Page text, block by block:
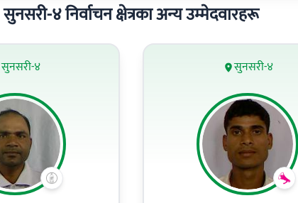
सुनसरी-४ निर्वाचन क्षेत्रका अन्य उम्मेदवारहरू
सुनसरी-४ सुनसरी-४